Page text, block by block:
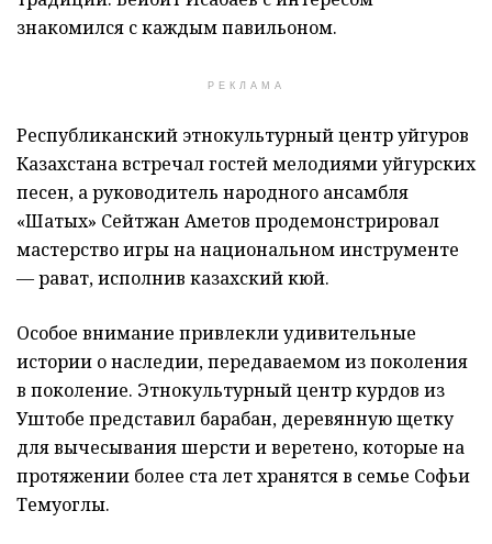
знакомился с каждым павильоном.
РЕКЛАМА
Республиканский этнокультурный центр уйгуров
Казахстана встречал гостей мелодиями уйгурских
песен, а руководитель народного ансамбля
«Шатых» Сейтжан Аметов продемонстрировал
мастерство игры на национальном инструменте
— рават, исполнив казахский кюй.
Особое внимание привлекли удивительные
истории о наследии, передаваемом из поколения
в поколение. Этнокультурный центр курдов из
Уштобе представил барабан, деревянную щетку
для вычесывания шерсти и веретено, которые на
протяжении более ста лет хранятся в семье Софьи
Темуоглы.